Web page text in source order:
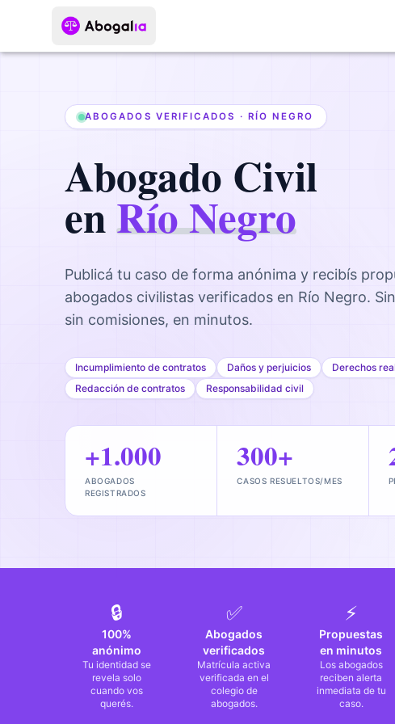
ABOGADOS VERIFICADOS · RÍO NEGRO
Abogado Civil
enRío Negro
Publicá tu caso de forma anónima y recibís
abogados civilistas verificados en Río Negro.
sin comisiones, en minutos.
Incumplimiento de contratos Daños y perjuicios
Derechos
Redacción de contratos
Responsabilidad civil
+1.000
ABOGADOS
REGISTRADOS
300+
CASOS RESUELTOS/MES
🔒
100%
anónimo
Tu identidad se
revela solo
cuando vos
querés.
✅
Abogados
verificados
Matrícula activa
verificada en el
colegio de
abogados.
⚡
Propuestas
en minutos
Los abogados
reciben alerta
inmediata de tu
caso.